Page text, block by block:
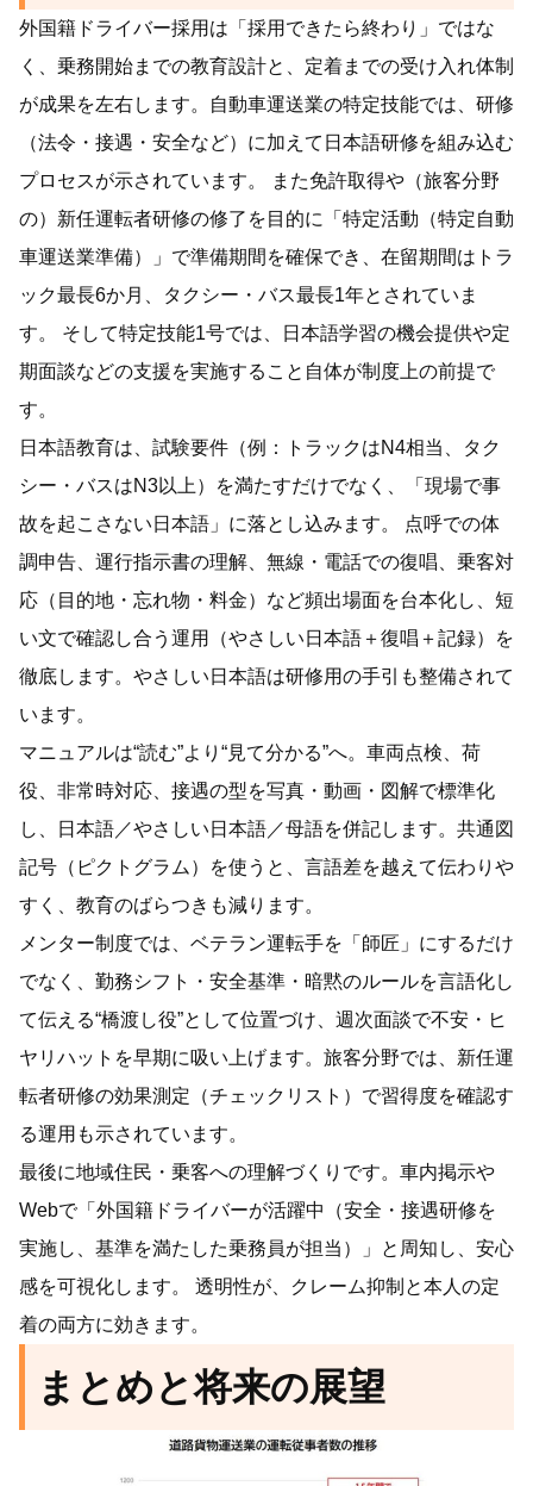
外国籍ドライバー採用は「採用できたら終わり」ではな
く、乗務開始までの教育設計と、定着までの受け入れ体制
が成果を左右します。自動車運送業の特定技能では、研修
（法令・接遇・安全など）に加えて日本語研修を組み込む
プロセスが示されています。 また免許取得や（旅客分野
の）新任運転者研修の修了を目的に「特定活動（特定自動
車運送業準備）」で準備期間を確保でき、在留期間はトラ
ック最長6か月、タクシー・バス最長1年とされていま
す。 そして特定技能1号では、日本語学習の機会提供や定
期面談などの支援を実施すること自体が制度上の前提で
す。
日本語教育は、試験要件（例：トラックはN4相当、タク
シー・バスはN3以上）を満たすだけでなく、「現場で事
故を起こさない日本語」に落とし込みます。 点呼での体
調申告、運行指示書の理解、無線・電話での復唱、乗客対
応（目的地・忘れ物・料金）など頻出場面を台本化し、短
い文で確認し合う運用（やさしい日本語＋復唱＋記録）を
徹底します。やさしい日本語は研修用の手引も整備されて
います。
マニュアルは“読む”より“見て分かる”へ。車両点検、荷
役、非常時対応、接遇の型を写真・動画・図解で標準化
し、日本語／やさしい日本語／母語を併記します。共通図
記号（ピクトグラム）を使うと、言語差を越えて伝わりや
すく、教育のばらつきも減ります。
メンター制度では、ベテラン運転手を「師匠」にするだけ
でなく、勤務シフト・安全基準・暗黙のルールを言語化し
て伝える“橋渡し役”として位置づけ、週次面談で不安・ヒ
ヤリハットを早期に吸い上げます。旅客分野では、新任運
転者研修の効果測定（チェックリスト）で習得度を確認す
る運用も示されています。
最後に地域住民・乗客への理解づくりです。車内掲示や
Webで「外国籍ドライバーが活躍中（安全・接遇研修を
実施し、基準を満たした乗務員が担当）」と周知し、安心
感を可視化します。 透明性が、クレーム抑制と本人の定
着の両方に効きます。
まとめと将来の展望